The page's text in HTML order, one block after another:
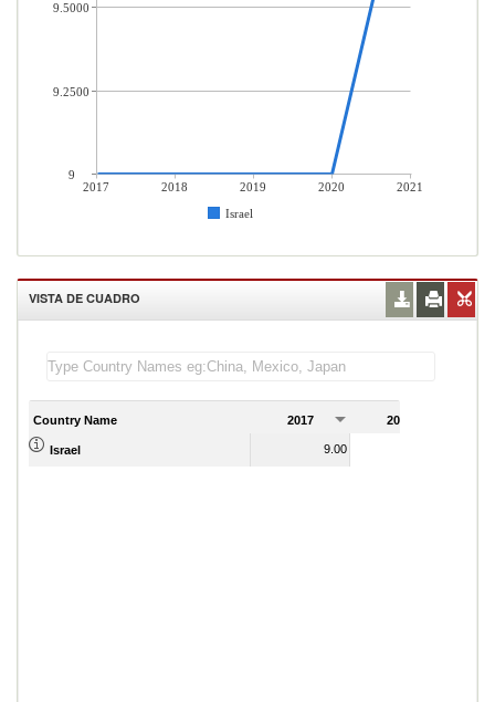
2017 2018 2019 2020
2021
Israel
9.5000
9.2500
9
VISTA DE CUADRO
Country Name 2017 2018
Israel 9.00